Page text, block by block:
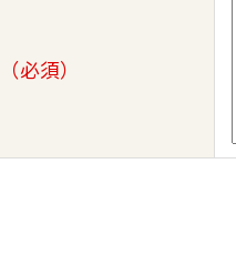
（必須）